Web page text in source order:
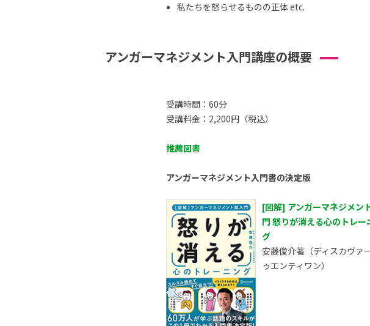
私たちを怒らせるものの正体 etc.
アンガーマネジメント入門講座の概要
受講時間：60分
受講料金：2,200円（税込）
推薦図書
アンガーマネジメント入門書の決定版
[図解] アンガーマネジメン
門 怒りが消える心のトレー
グ
安藤俊介著（ディスカヴァ
ゥエンティワン）